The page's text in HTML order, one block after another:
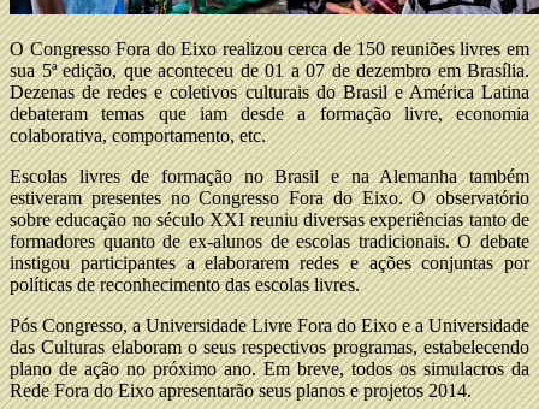
O Congresso Fora do Eixo realizou cerca de 150 reuniões livres em
sua 5ª edição, que aconteceu de 01 a 07 de dezembro em Brasília.
Dezenas de redes e coletivos culturais do Brasil e América Latina
debateram temas que iam desde a formação livre, economia
colaborativa, comportamento, etc.
Escolas livres de formação no Brasil e na Alemanha também
estiveram presentes no Congresso Fora do Eixo. O observatório
sobre educação no século XXI reuniu diversas experiências tanto de
formadores quanto de ex-alunos de escolas tradicionais. O debate
instigou participantes a elaborarem redes e ações conjuntas por
políticas de reconhecimento das escolas livres.
Pós Congresso, a Universidade Livre Fora do Eixo e a Universidade
das Culturas elaboram o seus respectivos programas, estabelecendo
plano de ação no próximo ano. Em breve, todos os simulacros da
Rede Fora do Eixo apresentarão seus planos e projetos 2014.